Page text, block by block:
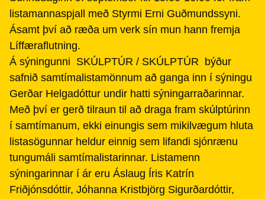
listamannaspjall með Styrmi Erni Guðmundssyni.
Ásamt því að ræða um verk sín mun hann fremja
Líffæraflutning.
Á sýningunni SKÚLPTÚR / SKÚLPTÚR býður
safnið samtímalistamönnum að ganga inn í sýningu
Gerðar Helgadóttur undir hatti sýningarraðarinnar.
Með því er gerð tilraun til að draga fram skúlptúrinn
í samtímanum, ekki einungis sem mikilvægum hluta
listasögunnar heldur einnig sem lifandi sjónrænu
tungumáli samtímalistarinnar. Listamenn
sýningarinnar í ár eru Áslaug Íris Katrín
Friðjónsdóttir, Jóhanna Kristbjörg Sigurðardóttir,